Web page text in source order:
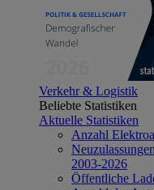
Verkehr & Logistik
Beliebte Statistiken
Aktuelle Statistiken
Anzahl
2003-2026
Öffentliche